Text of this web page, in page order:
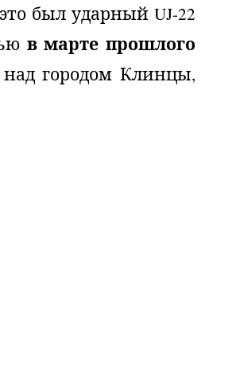
был ударный UJ-22
в марте прошлого
над городом Клинцы,